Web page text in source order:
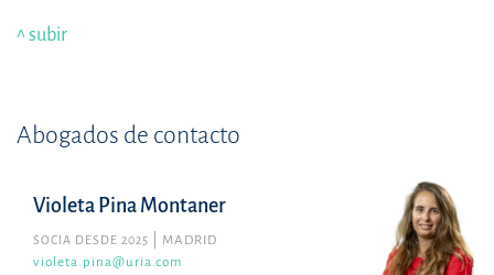
^ subir
Abogados de contacto
Violeta Pina Montaner
SOCIA DESDE 2025
MADRID
violeta.pina@uria.com